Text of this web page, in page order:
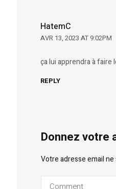
HatemC
AVR 13, 2023 AT 9:02PM
ça lui apprendra à faire
REPLY
Donnez votre
Votre adresse email